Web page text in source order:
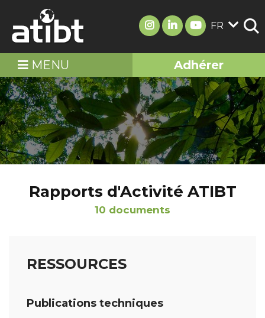
FR
MENU Adhérer
Rapports d'Activité ATIBT
10 documents
RESSOURCES
Publications techniques